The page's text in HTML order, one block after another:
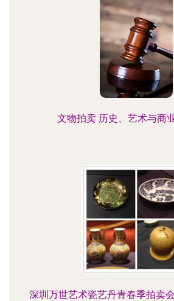
文物拍卖 历史、艺术与商
深圳万世艺术瓷艺丹青春季拍卖